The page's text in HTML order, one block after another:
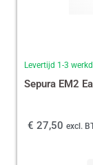
Levertijd 1-3
Sepura EM2
€ 27,50 excl.